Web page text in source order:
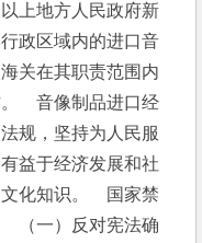
上地方人民政府新
政区域内的进口音
关在其职责范围内
　音像制品进口经
规，坚持为人民服
益于经济发展和社
化知识。　国家禁
（一）反对宪法确